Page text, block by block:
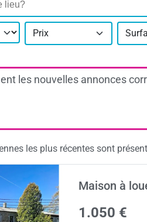
Prix
les nouvelles annonces
les plus récentes sont
Maison à
1.050 €